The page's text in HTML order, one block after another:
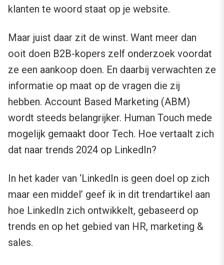
klanten te woord staat op je website.
Maar juist daar zit de winst. Want meer dan
ooit doen B2B-kopers zelf onderzoek voordat
ze een aankoop doen. En daarbij verwachten ze
informatie op maat op de vragen die zij
hebben. Account Based Marketing (ABM)
wordt steeds belangrijker. Human Touch mede
mogelijk gemaakt door Tech. Hoe vertaalt zich
dat naar trends 2024 op LinkedIn?
In het kader van ‘LinkedIn is geen doel op zich
maar een middel’ geef ik in dit trendartikel aan
hoe LinkedIn zich ontwikkelt, gebaseerd op
trends en op het gebied van HR, marketing &
sales.